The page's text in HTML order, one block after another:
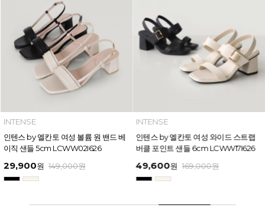
INTENSE
인텐스 by 엘칸토 여성 볼륨 원 밴드 베
이직 샌들 5cm LCWW02I626
29,900원 149,000원
INTENSE
인텐스 by 엘칸토 여성 와이드 스트랩
버클 포인트 샌들 6cm LCWW17I626
49,600원 169,000원